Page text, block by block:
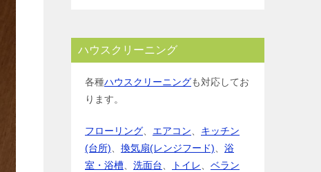
ハウスクリーニング
各種ハウスクリーニングも対応してお
ります。
フローリング エアコン
キッチン
(台所)
換気扇(レンジフード)
浴
室・浴槽
洗面台 トイレ
ベラン